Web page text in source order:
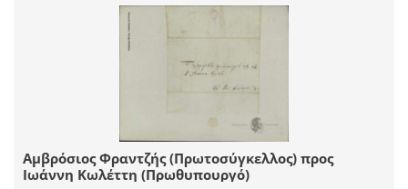
Αμβρόσιος Φραντζής (Πρωτοσύγκελλος) προς
Ιωάννη Κωλέττη (Πρωθυπουργό)